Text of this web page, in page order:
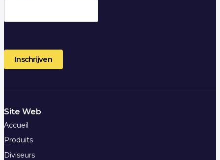
Site Web
Accueil
Produits
Diviseurs